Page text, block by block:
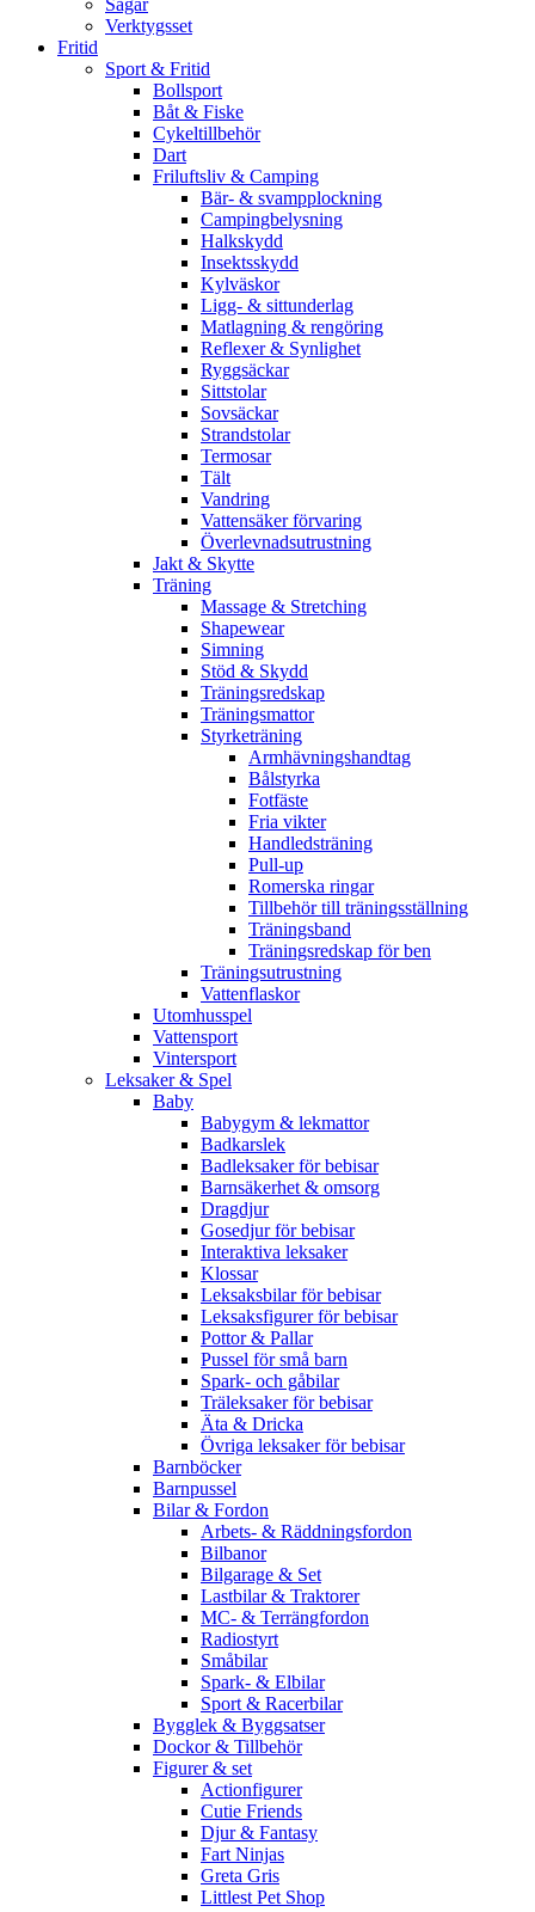
Sågar
Verktygsset
Fritid
Sport & Fritid
Bollsport
Båt & Fiske
Cykeltillbehör
Dart
Friluftsliv & Camping
Bär- & svampplockning
Campingbelysning
Halkskydd
Insektsskydd
Kylväskor
Ligg- & sittunderlag
Matlagning & rengöring
Reflexer & Synlighet
Ryggsäckar
Sittstolar
Sovsäckar
Strandstolar
Termosar
Tält
Vandring
Vattensäker förvaring
Överlevnadsutrustning
Jakt & Skytte
Träning
Massage & Stretching
Shapewear
Simning
Stöd & Skydd
Träningsredskap
Träningsmattor
Styrketräning
Armhävningshandtag
Bålstyrka
Fotfäste
Fria vikter
Handledsträning
Pull-up
Romerska ringar
Tillbehör till träningsställning
Träningsband
Träningsredskap för ben
Träningsutrustning
Vattenflaskor
Utomhusspel
Vattensport
Vintersport
Leksaker & Spel
Baby
Babygym & lekmattor
Badkarslek
Badleksaker för bebisar
Barnsäkerhet & omsorg
Dragdjur
Gosedjur för bebisar
Interaktiva leksaker
Klossar
Leksaksbilar för bebisar
Leksaksfigurer för bebisar
Pottor & Pallar
Pussel för små barn
Spark- och gåbilar
Träleksaker för bebisar
Äta & Dricka
Övriga leksaker för bebisar
Barnböcker
Barnpussel
Bilar & Fordon
Arbets- & Räddningsfordon
Bilbanor
Bilgarage & Set
Lastbilar & Traktorer
MC- & Terrängfordon
Radiostyrt
Småbilar
Spark- & Elbilar
Sport & Racerbilar
Bygglek & Byggsatser
Dockor & Tillbehör
Figurer & set
Actionfigurer
Cutie Friends
Djur & Fantasy
Fart Ninjas
Greta Gris
Littlest Pet Shop